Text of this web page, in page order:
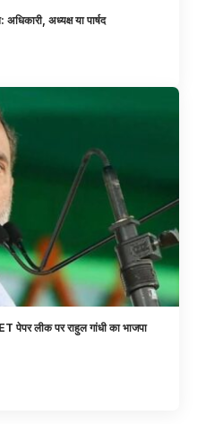
अध्यक्ष या पार्षद
पेपर लीक पर राहुल गांधी का भाजपा